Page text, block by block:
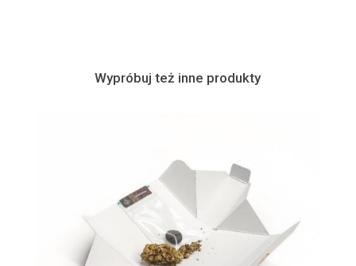
Wypróbuj też inne produkty